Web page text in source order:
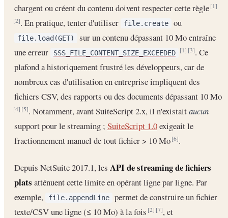
chargent ou créent du contenu doivent respecter cette règle[1]
[2]. En pratique, tenter d'utiliser file.create ou
file.load(GET)
sur un contenu dépassant 10 Mo entraîne
une erreur
SSS_FILE_CONTENT_SIZE_EXCEEDED [1] [3]. Ce
plafond a historiquement frustré les développeurs, car de
nombreux cas d'utilisation en entreprise impliquent des
fichiers CSV, des rapports ou des documents dépassant 10 Mo
[4] [5]. Notamment, avant SuiteScript 2.x, il n'existaitaucun
support pour le streaming ; SuiteScript 1.0exigeait le
fractionnement manuel de tout fichier > 10 Mo[6].
Depuis NetSuite 2017.1, les API de streaming de fichiers
plats atténuent cette limite en opérant ligne par ligne. Par
exemple,
file.appendLine
permet de construire un fichier
texte/CSV une ligne (≤ 10 Mo) à la fois[2] [7], et